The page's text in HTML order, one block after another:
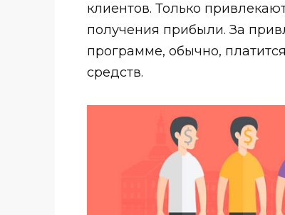
клиентов. Только
получения прибыли. За
программе, обычно,
средств.